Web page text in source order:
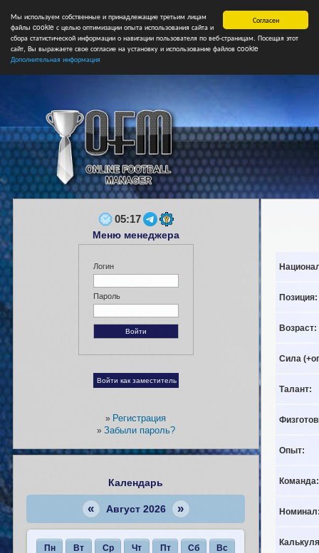
Согласен
Мы используем собственные и принадлежащие третьим лицам
файлы cookie с целью оптимизации опыта использования сайта и
сбора статистической информации о навигации пользователя по веб-страницам. Посещая этот
сайт, Вы выражаете свое согласие на установку и использование файлов cookie
Дополнительная информация
Главная Форум Турниры Сборные НФ Свободные
Позиция:
Возраст:
Сила
Талант:
Опыт:
Команда:
05:17
Меню менеджера
Логин
Пароль
» Регистрация
» Забыли пароль?
Календарь
« Август 2026 »
Пн Вт Ср Чт Пт Сб Вс